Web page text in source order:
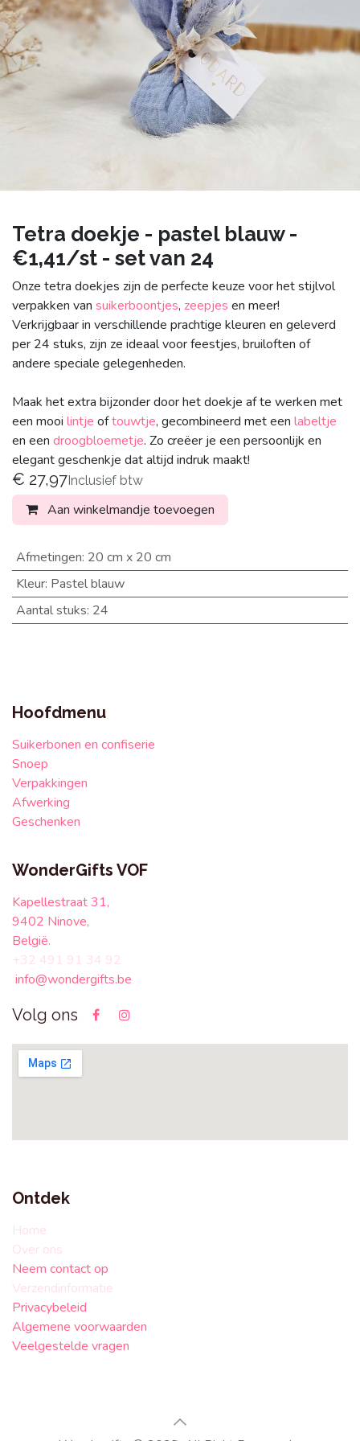
Tetra doekje - pastel blauw -
€1,41/st - set van 24
Onze tetra doekjes zijn de perfecte keuze voor het stijlvol
verpakken van suikerboontjes, zeepjes en meer!
Verkrijgbaar in verschillende prachtige kleuren en geleverd
per 24 stuks, zijn ze ideaal voor feestjes, bruiloften of
andere speciale gelegenheden.
Maak het extra bijzonder door het doekje af te werken met
een mooi lintje oftouwtje, gecombineerd met een labeltje
en een droogbloemetje. Zo creëer je een persoonlijk en
elegant geschenkje dat altijd indruk maakt!
€ 27,97Inclusief btw
Aan winkelmandje toevoegen
Afmetingen: 20 cm x 20 cm
Kleur: Pastel blauw
Aantal stuks: 24
Hoofdmenu
Suikerbonen en confiserie
Snoep
Verpakkingen
Afwerking
Geschenken
WonderGifts VOF
Kapellestraat 31,
9402 Ninove,
België.
+32 491 91 34 92
info@wondergifts.be
Volg ons
Ontdek
Home
Over ons
Neem contact op
Verzendinformatie
Privacybeleid
Algemene voorwaarden
Veelgestelde vragen